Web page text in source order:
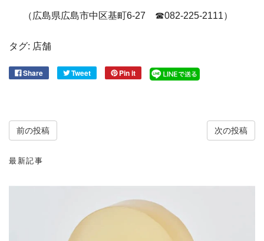
（広島県広島市中区基町6-27 ☎︎082-225-2111）
タグ: 店舗
Share Tweet Pin it
前の投稿 次の投稿
最新記事